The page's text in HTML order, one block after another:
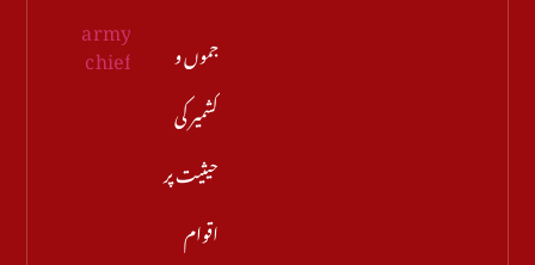
جموں و
کشمیر کی
حیثیت پر
اقوام